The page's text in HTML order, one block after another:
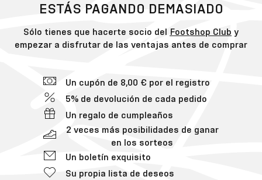
ESTÁS PAGANDO DEMASIADO
Sólo tienes que hacerte socio del Footshop Club y
empezar a disfrutar de las ventajas antes de comprar
Un cupón de 8,00 € por el registro
5% de devolución de cada pedido
Un regalo de cumpleaños
2 veces más posibilidades de ganar
en los sorteos
Un boletín exquisito
Su propia lista de deseos